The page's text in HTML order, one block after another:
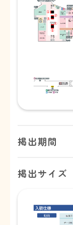
掲出期間
掲出サイズ